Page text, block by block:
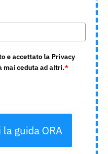
e accettato la Privacy
mai ceduta ad altri.*
guida ORA